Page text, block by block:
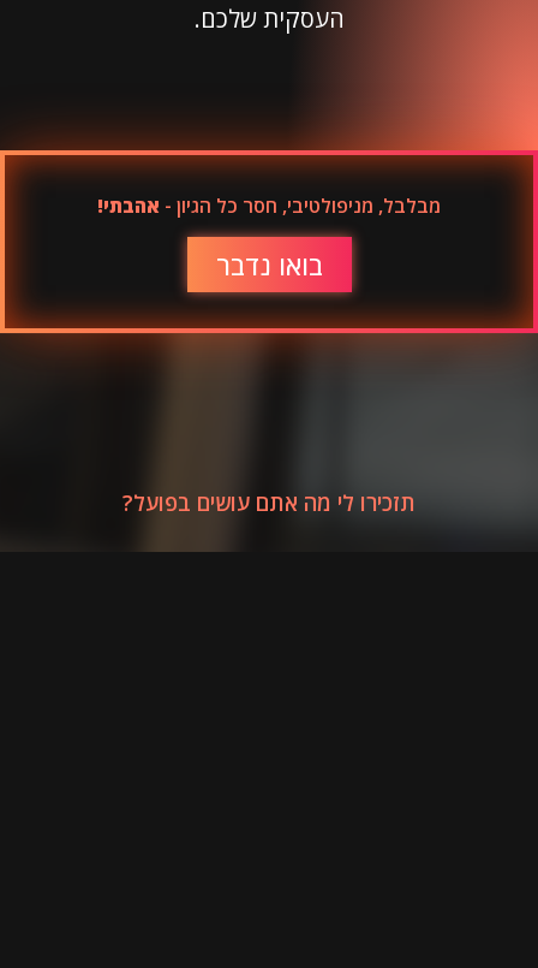
העסקית שלכם.
מבלבל, מניפולטיבי, חסר כל הגיון - אהבתי!
בואו נדבר
תזכירו לי מה אתם עושים בפועל?
השירותיםשלנו